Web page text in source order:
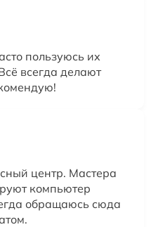
пользуюсь их
всегда делают
центр. Мастера
компьютер
обращаюсь сюда